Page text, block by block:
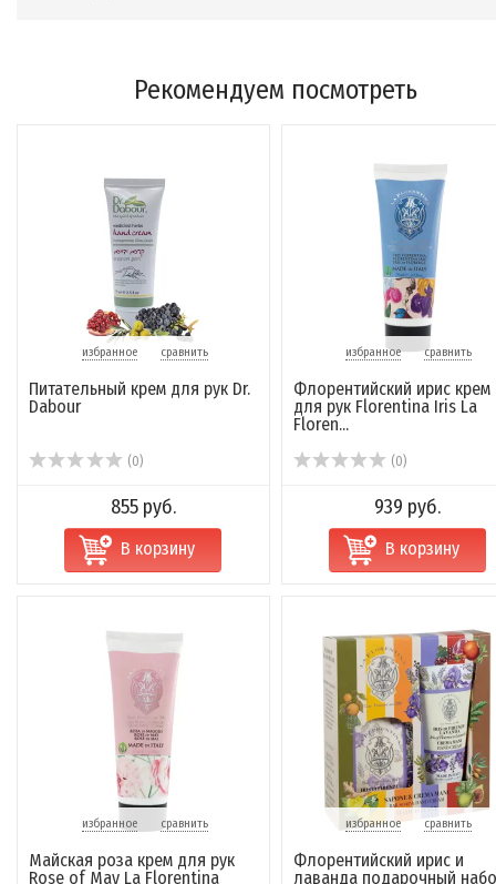
Рекомендуем посмотреть
избранное сравнить
Питательный крем для рук Dr.
Dabour
(0)
855 руб.
В корзину
избранное сравнить
Флорентийский ирис крем
для рук Florentina Iris La
Floren...
(0)
939 руб.
В корзину
избранное сравнить
Майская роза крем для рук
Rose of May La Florentina
избранное сравнить
Флорентийский ирис и
лаванда подарочный